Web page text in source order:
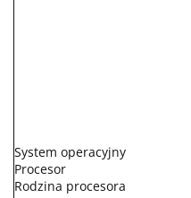
System operacyjny
Procesor
Rodzina procesora